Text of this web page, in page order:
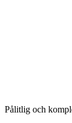
Pålitlig och